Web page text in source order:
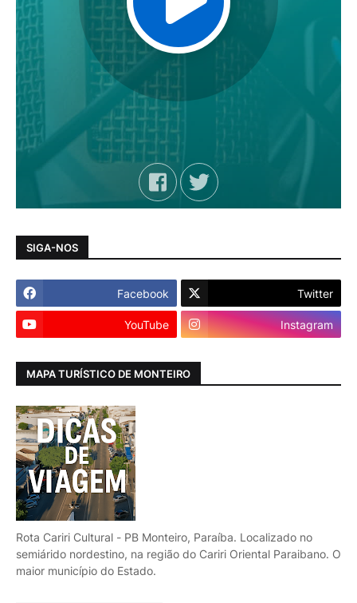
SIGA-NOS
Facebook Twitter
YouTube Instagram
MAPA TURÍSTICO DE MONTEIRO
Rota Cariri Cultural - PB Monteiro, Paraíba. Localizado no
semiárido nordestino, na região do Cariri Oriental Paraibano. O
maior município do Estado.